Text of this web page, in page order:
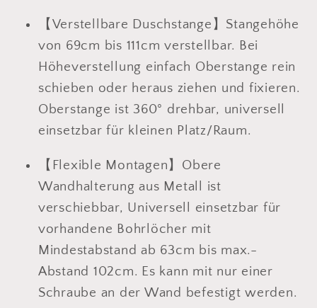
111cm
Schwarz
111cm
Schwarz
【Verstellbare Duschstange】Stangehöhe
von 69cm bis 111cm verstellbar. Bei
Höheverstellung einfach Oberstange rein
schieben oder heraus ziehen und fixieren.
Oberstange ist 360° drehbar, universell
einsetzbar für kleinen Platz/Raum.
【Flexible Montagen】Obere
Wandhalterung aus Metall ist
verschiebbar, Universell einsetzbar für
vorhandene Bohrlöcher mit
Mindestabstand ab 63cm bis max.-
Abstand 102cm. Es kann mit nur einer
Schraube an der Wand befestigt werden.